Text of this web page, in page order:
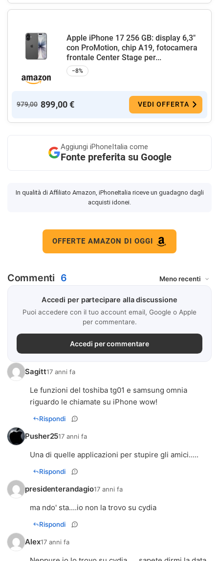
Apple iPhone 17 256 GB: display 6,3"
con ProMotion, chip A19, fotocamera
frontale Center Stage per...
−8%
979,00 899,00 € VEDI OFFERTA
Aggiungi iPhoneItalia come
Fonte preferita su Google
In qualità di Affiliato Amazon, iPhoneItalia riceve un guadagno dagli
acquisti idonei.
OFFERTE AMAZON DI OGGI
Commenti 6
Accedi per partecipare alla discussione
Puoi accedere con il tuo account email, Google o Apple
per commentare.
Accedi per commentare
Sagitt17 anni fa
Le funzioni del toshiba tg01 e samsung omnia
riguardo le chiamate su iPhone wow!
Rispondi
Pusher2517 anni fa
Una di quelle applicazioni per stupire gli amici.....
Rispondi
presidenterandagio17 anni fa
ma ndo' sta....io non la trovo su cydia
Rispondi
Alex17 anni fa